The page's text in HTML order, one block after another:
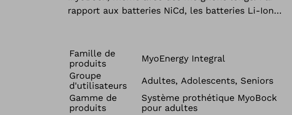
rapport aux batteries NiCd, les batteries Li-Ion
beaucoup plus élevée. Elles n’ont aucun effet
memory.
Famille de
produits
MyoEnergy Integral
Groupe
d'utilisateurs
Adultes, Adolescents, Seniors
Gamme de
produits
Système prothétique MyoBock
pour adultes